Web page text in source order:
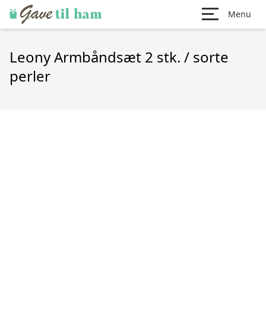
Menu
Leony Armbåndsæt 2 stk. / sorte
perler